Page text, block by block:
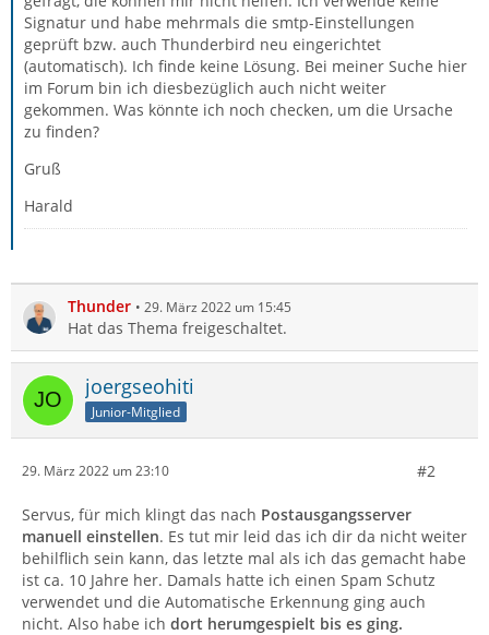
Signatur und habe mehrmals die smtp-Einstellungen
geprüft bzw. auch Thunderbird neu eingerichtet
(automatisch). Ich finde keine Lösung. Bei meiner Suche hier
im Forum bin ich diesbezüglich auch nicht weiter
gekommen. Was könnte ich noch checken, um die Ursache
zu finden?
Gruß
Harald
Thunder 29. März 2022 um 15:45
Hat das Thema freigeschaltet.
joergseohiti
Junior-Mitglied
29. März 2022 um 23:10 #2
Servus, für mich klingt das nach Postausgangsserver
manuell einstellen. Es tut mir leid das ich dir da nicht weiter
behilflich sein kann, das letzte mal als ich das gemacht habe
ist ca. 10 Jahre her. Damals hatte ich einen Spam Schutz
verwendet und die Automatische Erkennung ging auch
nicht. Also habe ich dort herumgespielt bis es ging.